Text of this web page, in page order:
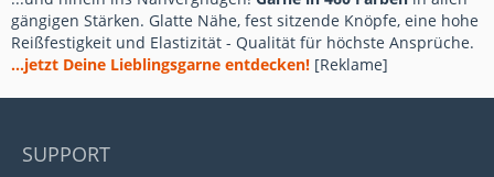
gängigen Stärken. Glatte Nähe, fest sitzende Knöpfe, eine hohe
Reißfestigkeit und Elastizität - Qualität für höchste Ansprüche.
...jetzt Deine Lieblingsgarne entdecken! [Reklame]
SUPPORT